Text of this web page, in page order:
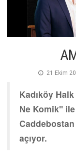
21 Ekim
Kadıköy
Ne Komik"
açıyor.